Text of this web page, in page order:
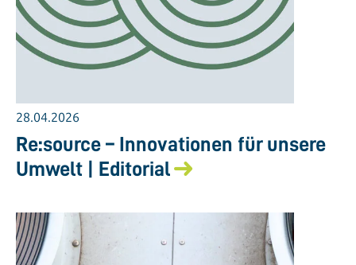
28.04.2026
Re:source – Innovationen für unsere
Umwelt | Editorial